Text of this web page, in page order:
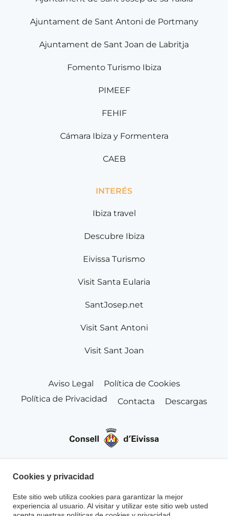
Ajuntament de Sant Antoni de Portmany
Ajuntament de Sant Joan de Labritja
Fomento Turismo Ibiza
PIMEEF
FEHIF
Cámara Ibiza y Formentera
CAEB
INTERÉS
Ibiza travel
Descubre Ibiza
Eivissa Turismo
Visit Santa Eularia
SantJosep.net
Visit Sant Antoni
Visit Sant Joan
Aviso Legal
Política de Cookies
Política de Privacidad
Contacta Descargas
Cookies y privacidad
Este sitio web utiliza cookies para garantizar la mejor
experiencia al usuario. Al visitar y utilizar este sitio web usted